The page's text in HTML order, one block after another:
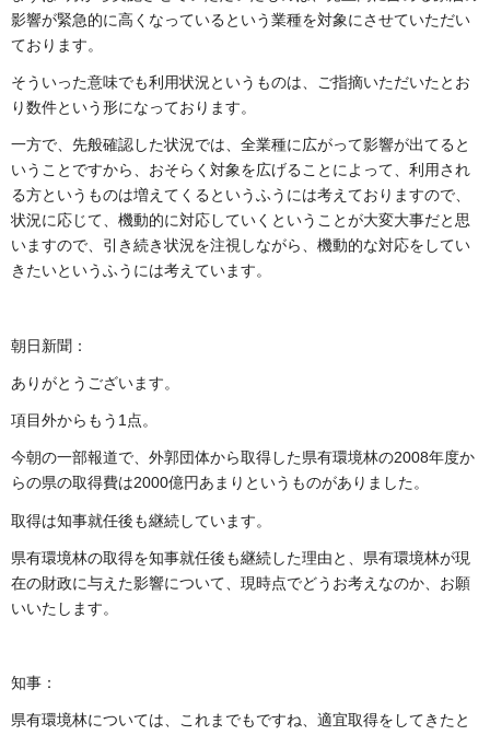
影響が緊急的に高くなっているという業種を対象にさせていただい
ております。
そういった意味でも利用状況というものは、ご指摘いただいたとお
り数件という形になっております。
一方で、先般確認した状況では、全業種に広がって影響が出てると
いうことですから、おそらく対象を広げることによって、利用され
る方というものは増えてくるというふうには考えておりますので、
状況に応じて、機動的に対応していくということが大変大事だと思
いますので、引き続き状況を注視しながら、機動的な対応をしてい
きたいというふうには考えています。
朝日新聞：
ありがとうございます。
項目外からもう1点。
今朝の一部報道で、外郭団体から取得した県有環境林の2008年度か
らの県の取得費は2000億円あまりというものがありました。
取得は知事就任後も継続しています。
県有環境林の取得を知事就任後も継続した理由と、県有環境林が現
在の財政に与えた影響について、現時点でどうお考えなのか、お願
いいたします。
知事：
県有環境林については、これまでもですね、適宜取得をしてきたと